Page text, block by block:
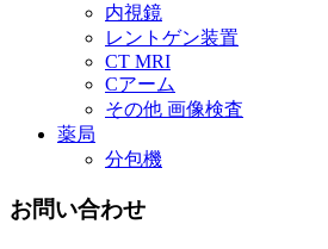
内視鏡
レントゲン装置
CT MRI
Cアーム
その他 画像検査
薬局
分包機
お問い合わせ